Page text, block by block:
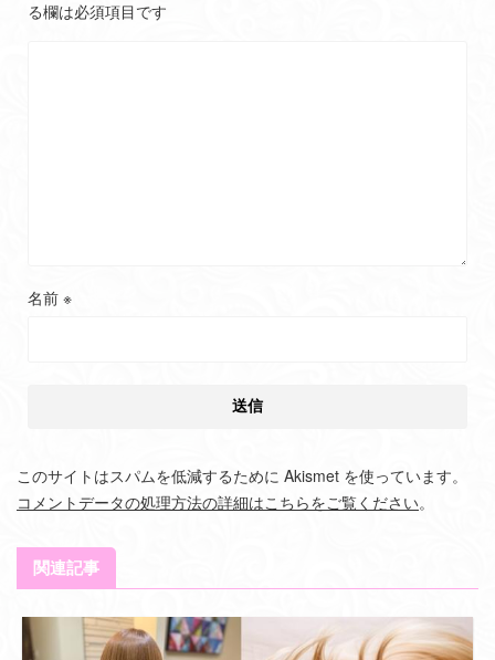
る欄は必須項目です
名前 ※
このサイトはスパムを低減するために Akismet を使っています。
コメントデータの処理方法の詳細はこちらをご覧ください。
関連記事